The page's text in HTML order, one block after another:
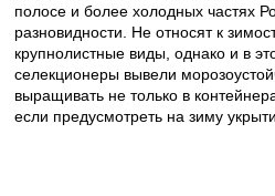
полосе и более холодных частях
разновидности. Не относят к
крупнолистные виды, однако и в
селекционеры вывели
выращивать не только в
если предусмотреть на зиму